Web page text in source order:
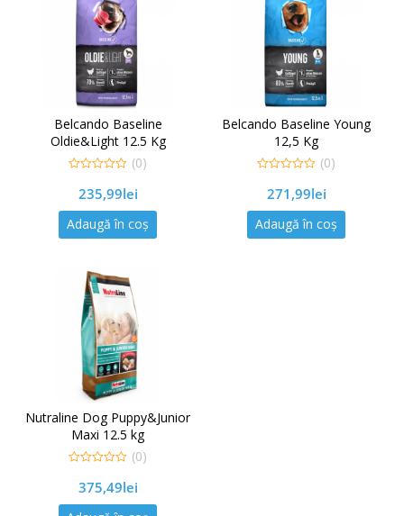
Belcando Baseline
Oldie&Light 12.5 Kg
out
5
(0)
235,99lei
Adaugă în coș
Belcando Baseline Young
12,5 Kg
out
5
(0)
271,99lei
Adaugă în coș
Nutraline Dog Puppy&Junior
Maxi 12.5 kg
out
5
(0)
375,49lei